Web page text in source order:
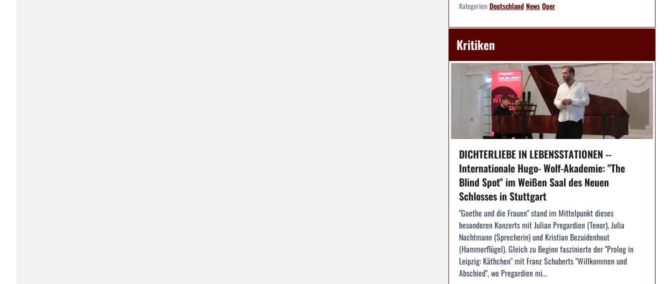
Kategorien:DeutschlandNewsOper
Kritiken
DICHTERLIEBE IN LEBENSSTATIONEN --
Internationale Hugo- Wolf-Akademie: "The
Blind Spot" im Weißen Saal des Neuen
Schlosses in Stuttgart
"Goethe und die Frauen" stand im Mittelpunkt dieses
besonderen Konzerts mit Julian Pregardien (Tenor), Julia
Nachtmann (Sprecherin) und Kristian Bezuidenhout
(Hammerflügel). Gleich zu Beginn faszinierte der "Prolog in
Leipzig: Käthchen" mit Franz Schuberts "Willkommen und
Abschied", wo Pregardien mi...